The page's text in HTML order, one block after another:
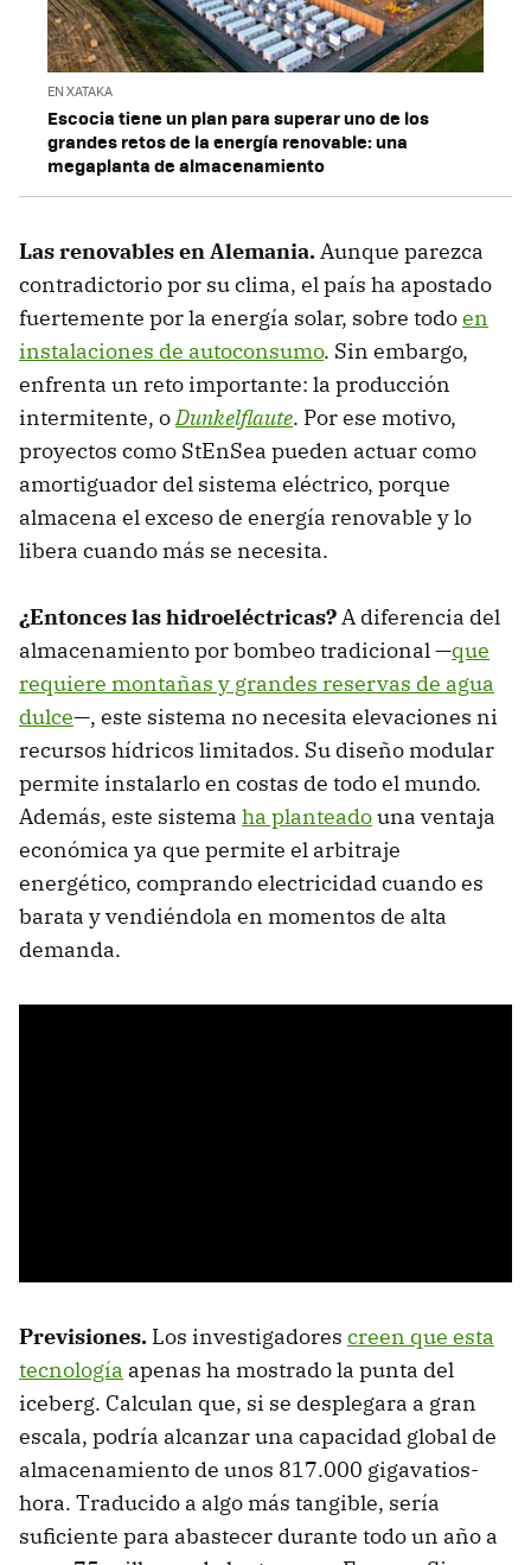
EN XATAKA
Escocia tiene un plan para superar uno de los
grandes retos de la energía renovable: una
megaplanta de almacenamiento
Las renovables en Alemania.Aunque parezca
contradictorio por su clima, el país ha apostado
fuertemente por la energía solar, sobre todoen
instalaciones de autoconsumo. Sin embargo,
enfrenta un reto importante: la producción
intermitente, oDunkelflaute. Por ese motivo,
proyectos como StEnSea pueden actuar como
amortiguador del sistema eléctrico, porque
almacena el exceso de energía renovable y lo
libera cuando más se necesita.
¿Entonces las hidroeléctricas?A diferencia del
almacenamiento por bombeo tradicional —que
requiere montañas y grandes reservas de agua
dulce—, este sistema no necesita elevaciones ni
recursos hídricos limitados. Su diseño modular
permite instalarlo en costas de todo el mundo.
Además, este sistema ha planteadouna ventaja
económica ya que permite el arbitraje
energético, comprando electricidad cuando es
barata y vendiéndola en momentos de alta
demanda.
Previsiones. Los investigadores creen que esta
tecnología apenas ha mostrado la punta del
iceberg. Calculan que, si se desplegara a gran
escala, podría alcanzar una capacidad global de
almacenamiento de unos 817.000 gigavatios-
hora. Traducido a algo más tangible, sería
suficiente para abastecer durante todo un año a